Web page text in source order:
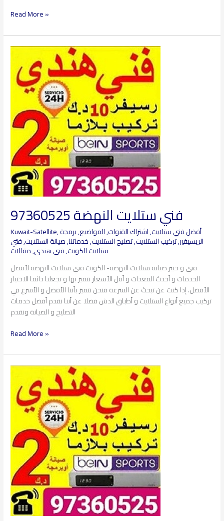
Read More »
فني ستلايت النهضة 97360525
Kuwait-Satellite, أفضل فني ستلايت,اشتراك القنوات,المواضيع,برمجة
الريسيفير,تركيب الستلايت,تصليح الستلايت,خدماتنا,صيانة الستلايت,فتي
ستلايت الكويت,فني هندي,مقالات
فني و خبير صيانة ستلايت النهضة- الكويت فني ستلايت النهضة لأفضل
الخدمات و أحدث المعدات و أقل الأسعار نتميز بها و تجعلنا دائما الاختيار
الأفضل، إذا كنت عن تبحث عن السرعة فنحن نتميز بأننا الأفضل و الأسرع في
تركيب جميع أنواع الستلايت و أطباق الدش فضلا عن أننا نقدم أفضل خدمات
التصليح و الصيانة ونقدم
فني
ستلايت
النهضة
97360525
Read More »
فني
ستلايت
جابر
العلي
97360525